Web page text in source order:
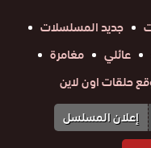
جديد المسلسلات
عائلي
مغامرة
حلقات اون لاين
إعلان المسلسل